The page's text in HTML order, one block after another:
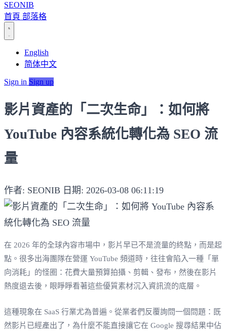
SEONIB
首頁 部落格
English
简体中文
Sign in Sign up
影片資產的「二次生命」：如何將
YouTube 內容系統化轉化為 SEO 流
量
作者: SEONIB 日期: 2026-03-08 06:11:19
在 2026 年的全球內容市場中，影片早已不是流量的終點，而是起
點。很多出海團隊在營運 YouTube 頻道時，往往會陷入一種「單
向消耗」的怪圈：花費大量預算拍攝、剪輯、發布，然後在影片
熱度退去後，眼睜睜看著這些優質素材沉入資訊流的底層。
這種現象在 SaaS 行業尤為普遍。從業者們反覆詢問一個問題：既
然影片已經產出了，為什麼不能直接讓它在 Google 搜尋結果中佔